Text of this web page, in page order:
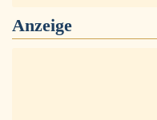
Anzeige